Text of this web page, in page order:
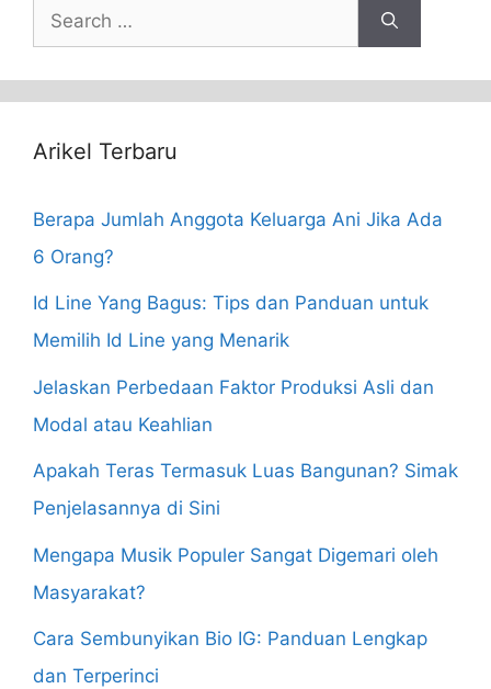
Search
for:
Arikel Terbaru
Berapa Jumlah Anggota Keluarga Ani Jika Ada
6 Orang?
Id Line Yang Bagus: Tips dan Panduan untuk
Memilih Id Line yang Menarik
Jelaskan Perbedaan Faktor Produksi Asli dan
Modal atau Keahlian
Apakah Teras Termasuk Luas Bangunan? Simak
Penjelasannya di Sini
Mengapa Musik Populer Sangat Digemari oleh
Masyarakat?
Cara Sembunyikan Bio IG: Panduan Lengkap
dan Terperinci